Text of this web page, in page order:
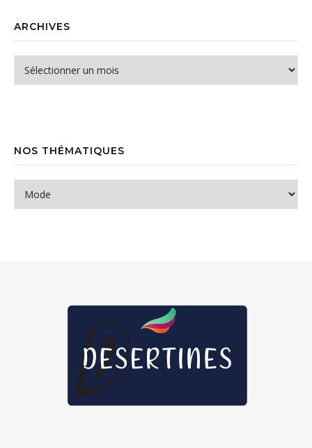
ARCHIVES
Archives
NOS THÉMATIQUES
Nos thématiques